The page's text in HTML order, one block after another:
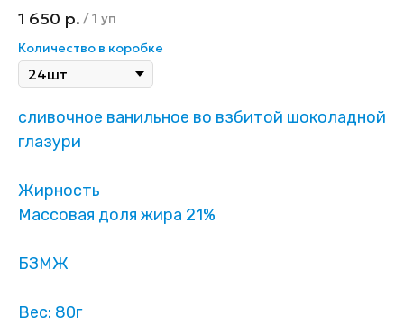
1 650 р. /1 уп
Количество в коробке
сливочное ванильное во взбитой шоколадной
глазури
Жирность
Массовая доля жира 21%
БЗМЖ
Вес: 80г